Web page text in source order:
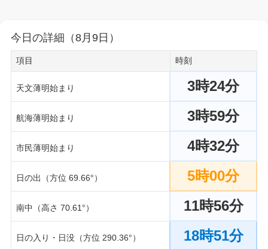
今日の詳細（8月9日）
項目 時刻
天文薄明始まり 3時24分
航海薄明始まり 3時59分
市民薄明始まり 4時32分
日の出（方位 69.66°） 5時00分
南中（高さ 70.61°） 11時56分
日の入り・日没（方位 290.36°） 18時51分